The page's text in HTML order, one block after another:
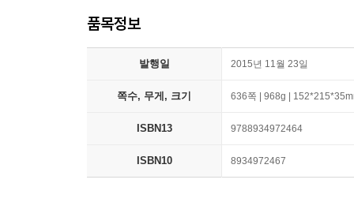
품목정보
발행일 2015년 11월 23일
쪽수, 무게, 크기 636쪽 | 968g |
ISBN13 9788934972464
ISBN10 8934972467